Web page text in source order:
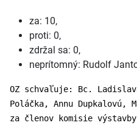
za: 10,
proti: 0,
zdržal sa: 0,
neprítomný: Rudolf
OZ schvaľuje: Bc.
Poláčka, Annu Dupkalovú,
za členov komisie